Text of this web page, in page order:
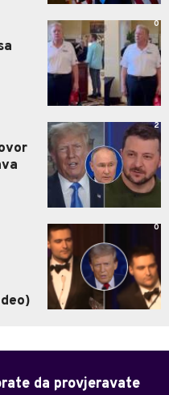
0
2
0
da provjeravate